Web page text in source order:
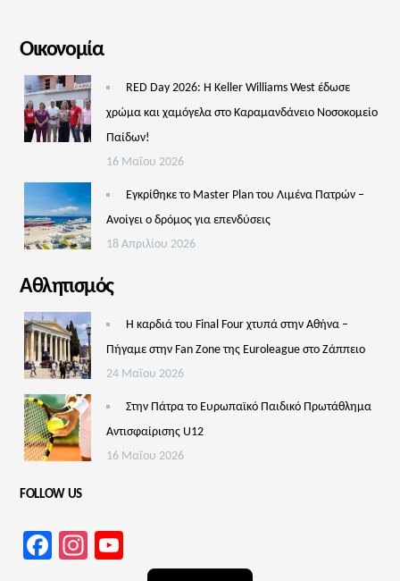
Οικονομία
RED Day 2026: Η Keller Williams West έδωσε
χρώμα και χαμόγελα στο Καραμανδάνειο Νοσοκομείο
Παίδων!
16 Μαΐου 2026
Εγκρίθηκε το Master Plan του Λιμένα Πατρών –
Aνοίγει ο δρόμος για επενδύσεις
18 Απριλίου 2026
Αθλητισμός
Η καρδιά του Final Four χτυπά στην Αθήνα –
Πήγαμε στην Fan Zone της Euroleague στο Ζάππειο
24 Μαΐου 2026
Στην Πάτρα το Ευρωπαϊκό Παιδικό Πρωτάθλημα
Αντισφαίρισης U12
16 Μαΐου 2026
FOLLOW US
Facebook
Instagram
Channel